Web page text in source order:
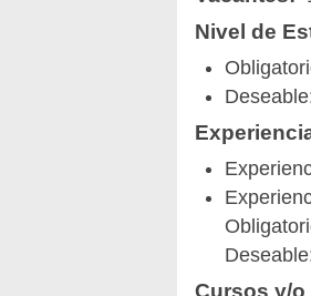
Nivel de
Cursos y/